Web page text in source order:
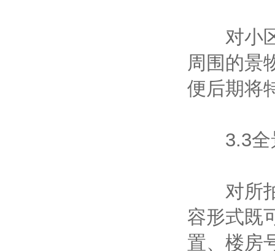
对小区
周围的景
便后期将
3.3全
对所拍
容形式既
置、楼房